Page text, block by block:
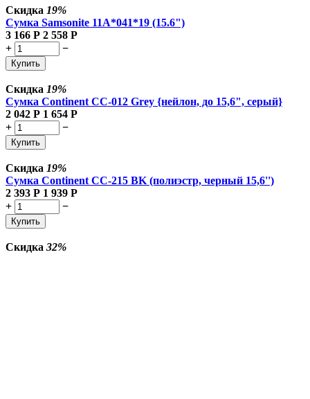
Скидка 19%
Сумка Samsonite 11A*041*19 (15.6")
3 166 Р 2 558 Р
+
−
Купить
Скидка 19%
Сумка Continent CC-012 Grey {нейлон, до 15,6", серый}
2 042 Р 1 654 Р
+
−
Купить
Скидка 19%
Сумка Continent CC-215 BK (полиэстр, черный 15,6'')
2 393 Р 1 939 Р
+
−
Купить
Скидка 32%